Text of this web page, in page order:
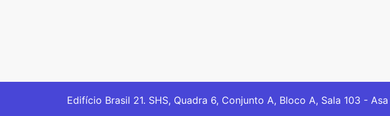
Edifício Brasil 21. SHS, Quadra 6, Conjunto A, Bloco A, Sala 103 -